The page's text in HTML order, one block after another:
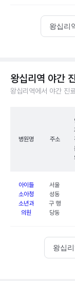
왕십리
왕십리역 야간
왕십리역에서 야간 진
병원명 주소
아이들
소아청
소년과
의원
서울
성동
구 행
당동
왕십